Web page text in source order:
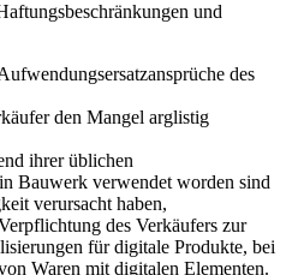
und
des
den Mangel arglistig
ihrer üblichen
Bauwerk verwendet worden sind
verursacht haben,
des Verkäufers zur
für digitale Produkte, bei
Waren mit digitalen Elementen.